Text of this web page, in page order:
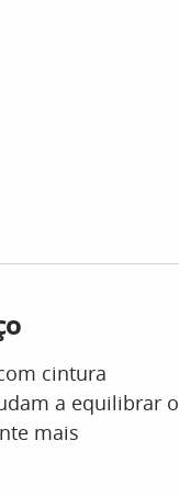
cintura
a equilibrar o
mais